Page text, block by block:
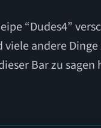
“Dudes4”
andere
Bar zu